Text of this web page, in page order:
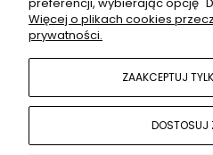
MOJE
O
Więcej o plikach cookies
prywatności.
ZAAKCEPTUJ
DOSTOSUJ